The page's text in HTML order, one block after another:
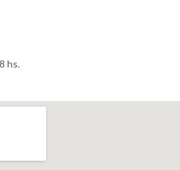
hs.